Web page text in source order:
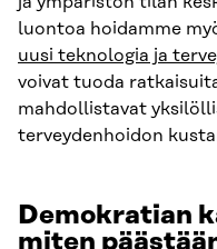
luontoa hoidamme
uusi teknologia ja
voivat tuoda
mahdollistavat
terveydenhoidon
Demokratian
miten